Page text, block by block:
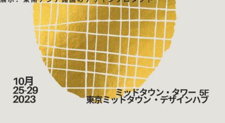
Journal
Tài trợ
Liên hệ
VN EN